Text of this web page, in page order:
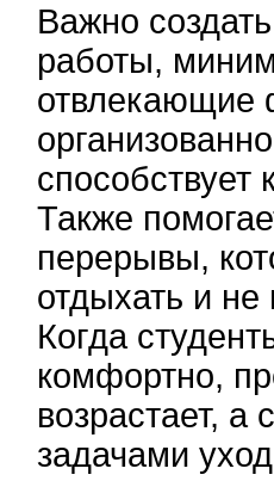
Важно
работы,
отвлекающие
способствует
Также
перерывы,
отдыхать и не
Когда
комфортно,
возрастает, а
задачами